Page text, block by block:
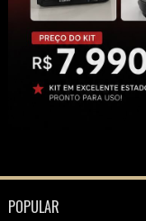
POPULAR